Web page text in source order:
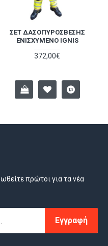
ΣΕΤ ΔΑΣΟΠΥΡΌΣΒΕΣΗΣ
ΕΝΙΣΧΥΜΈΝΟ IGNIS
372,00€
πρώτοι για τα νέα
Εγγραφή